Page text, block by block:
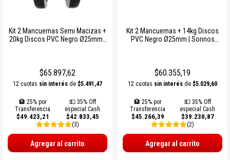
Kit 2 Mancuernas Semi Macizas +
20kg Discos PVC Negro Ø25mm |
$65.897,62
12 cuotas sin interés de $5.491,47
🏦 25% por
Transferencia
$49.423,21
💵 35% Off
especial Cash
$42.833,45
(3)
Agregar al carrito
Kit 2 Mancuernas + 14kg Discos
PVC Negro Ø25mm | Sonnos
$60.355,19
12 cuotas sin interés de $5.029,60
🏦 25% por
Transferencia
$45.266,39
💵 35% Off
especial Cash
$39.230,87
(2)
Agregar al carrito